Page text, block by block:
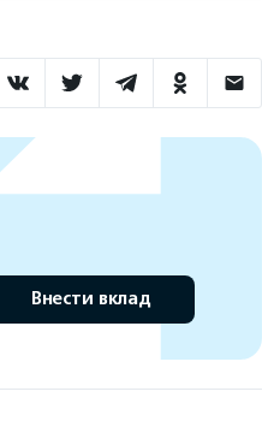
Внести вклад